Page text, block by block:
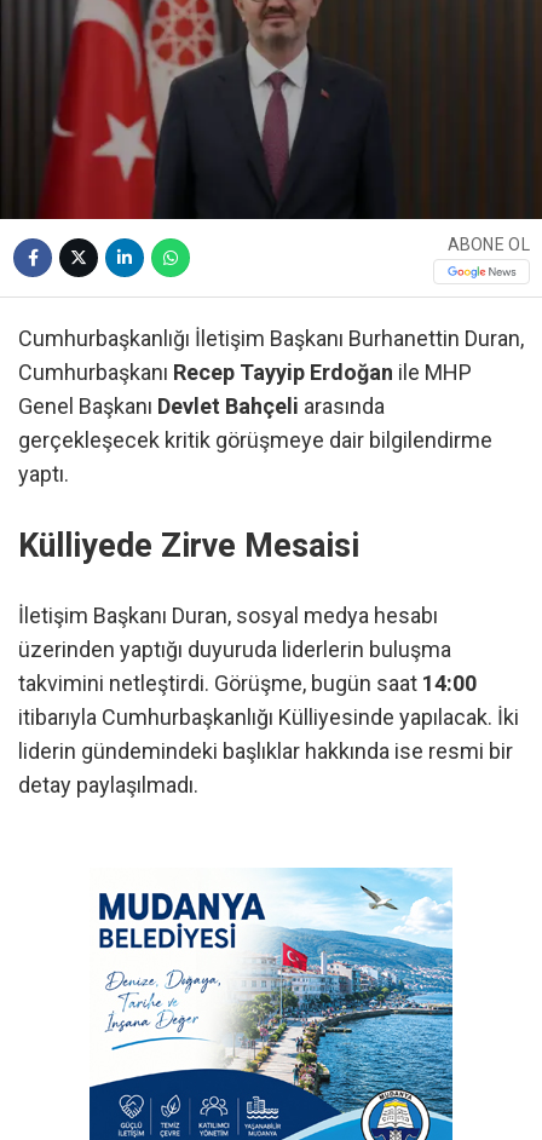
ABONE OL
Cumhurbaşkanlığı İletişim Başkanı Burhanettin Duran,
Cumhurbaşkanı Recep Tayyip Erdoğan ile MHP
Genel Başkanı Devlet Bahçeli arasında
gerçekleşecek kritik görüşmeye dair bilgilendirme
yaptı.
Külliyede Zirve Mesaisi
İletişim Başkanı Duran, sosyal medya hesabı
üzerinden yaptığı duyuruda liderlerin buluşma
takvimini netleştirdi. Görüşme, bugün saat 14:00
itibarıyla Cumhurbaşkanlığı Külliyesinde yapılacak. İki
liderin gündemindeki başlıklar hakkında ise resmi bir
detay paylaşılmadı.